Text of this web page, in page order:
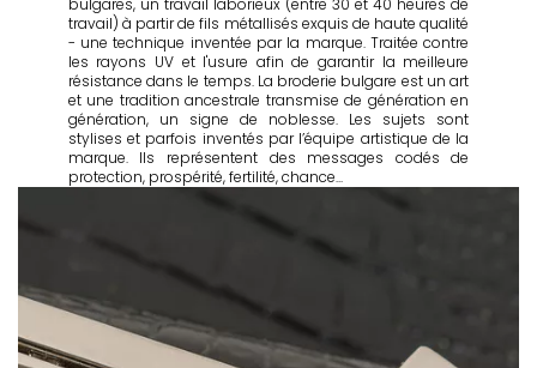
bulgares, un travail laborieux (entre 30 et 40 heures de
travail) à partir de fils métallisés exquis de haute qualité
- une technique inventée par la marque. Traitée contre
les rayons UV et l'usure afin de garantir la meilleure
résistance dans le temps. La broderie bulgare est un art
et une tradition ancestrale transmise de génération en
génération, un signe de noblesse. Les sujets sont
stylises et parfois inventés par l’équipe artistique de la
marque. Ils représentent des messages codés de
protection, prospérité, fertilité, chance...